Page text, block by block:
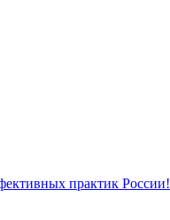
практик России!